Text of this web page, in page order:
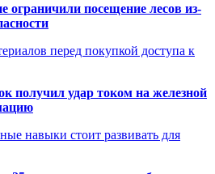
ограничили посещение лесов из-
перед покупкой доступа к
получил удар током на железной
навыки стоит развивать для